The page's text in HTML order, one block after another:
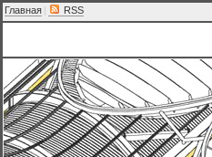
Главная | RSS